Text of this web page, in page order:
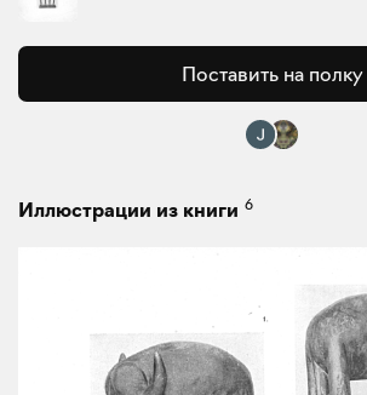
Поставить на полку
Иллюстрации из книги 6